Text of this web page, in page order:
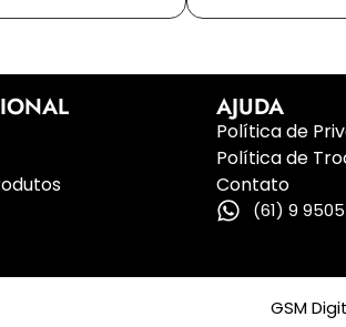
AJUDA
Política de
Política de
Contato
(61) 9
GSM